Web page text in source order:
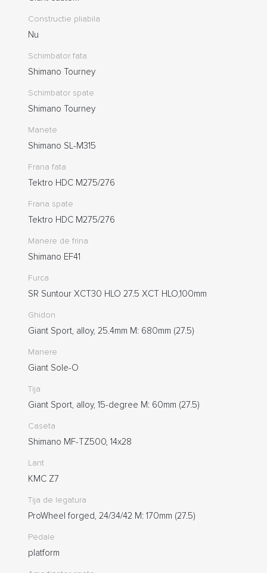
Constructie pliabila
Nu
Schimbator fata
Shimano Tourney
Schimbator spate
Shimano Tourney
Manete
Shimano SL-M315
Frana fata
Tektro HDC M275/276
Frana spate
Tektro HDC M275/276
Manere de frina
Shimano EF41
Furca
SR Suntour XCT30 HLO 27.5 XCT HLO,100mm
Ghidon
Giant Sport, alloy, 25.4mm M: 680mm (27.5)
Manere
Giant Sole-O
Tija
Giant Sport, alloy, 15-degree M: 60mm (27.5)
Caseta
Shimano MF-TZ500, 14x28
Lant
KMC Z7
Tija de legatura
ProWheel forged, 24/34/42 M: 170mm (27.5)
Pedale
platform